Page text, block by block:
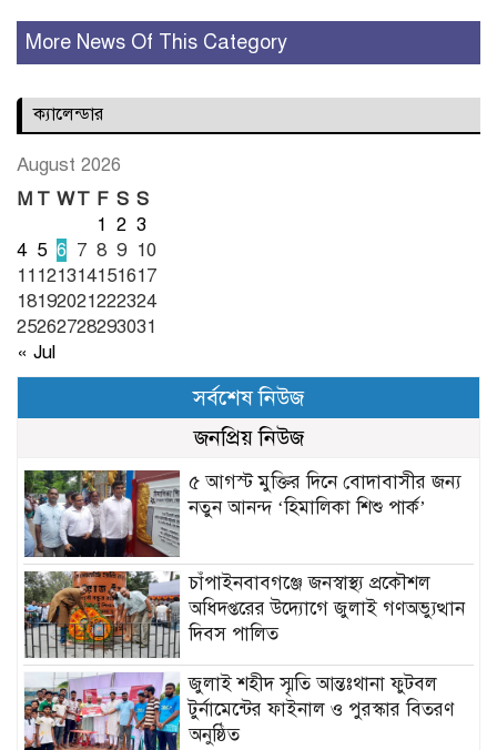
More News Of This Category
ক্যালেন্ডার
August 2026
M T WT F S S
1 2 3
4 5 6 7 8 9 10
11121314151617
18192021222324
25262728293031
« Jul
সর্বশেষ নিউজ
জনপ্রিয় নিউজ
৫ আগস্ট মুক্তির দিনে বোদাবাসীর জন্য
নতুন আনন্দ ‘হিমালিকা শিশু পার্ক’
চাঁপাইনবাবগঞ্জে জনস্বাস্থ্য প্রকৌশল
অধিদপ্তরের উদ্যোগে জুলাই গণঅভ্যুত্থান
দিবস পালিত
জুলাই শহীদ স্মৃতি আন্তঃথানা ফুটবল
টুর্নামেন্টের ফাইনাল ও পুরস্কার বিতরণ
অনুষ্ঠিত